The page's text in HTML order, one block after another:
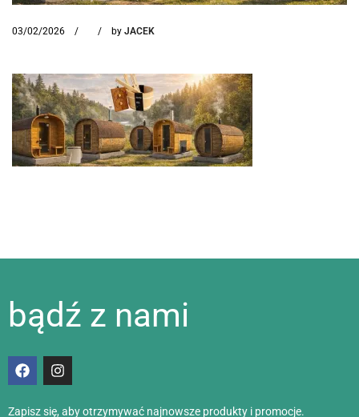
03/02/2026 by JACEK
bądź z nami
Zapisz się, aby otrzymywać najnowsze produkty i promocje.